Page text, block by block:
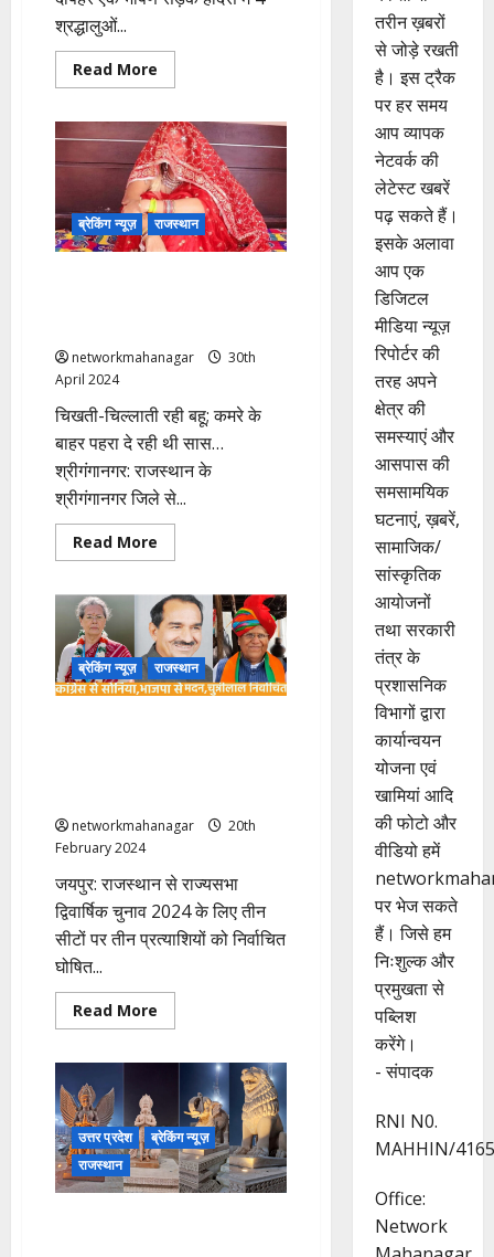
श्रद्धालुओं...
Read More
more
मुंबई
एक्सप्रेसवे
पर
लालसोट
के
मंदिर
से
लौट
रही
4
मौत!
ब्रेकिंग न्यूज़ राजस्थान
networkmahanagar
30th
April 2024
चिखती-चिल्लाती रही बहू; कमरे के
बाहर पहरा दे रही थी सास…
श्रीगंगानगर: राजस्थान के
श्रीगंगानगर जिले से...
Read More
more
शादी
के
दो
साल
बहू
को
नहीं
ब्रेकिंग न्यूज़ राजस्थान
networkmahanagar
20th
February 2024
जयपुर: राजस्थान से राज्यसभा
द्विवार्षिक चुनाव 2024 के लिए तीन
सीटों पर तीन प्रत्याशियों को निर्वाचित
घोषित...
Read More
more
Elections:
कांग्रेस
की
सोनिया
गांधी
पहुंची
राज्यसभा,
उत्तर प्रदेश
ब्रेकिंग न्यूज़
राजस्थान
तरीन ख़बरों
से जोड़े रखती
है। इस ट्रैक
पर हर समय
आप व्यापक
नेटवर्क की
लेटेस्ट खबरें
पढ़ सकते हैं।
इसके अलावा
आप एक
डिजिटल
मीडिया न्यूज़
रिपोर्टर की
तरह अपने
क्षेत्र की
समस्याएं और
आसपास की
समसामयिक
घटनाएं, ख़बरें,
सामाजिक/
सांस्कृतिक
आयोजनों
तथा सरकारी
तंत्र के
प्रशासनिक
विभागों द्वारा
कार्यान्वयन
योजना एवं
खामियां आदि
की फोटो और
वीडियो हमें
पर भेज सकते
हैं। जिसे हम
निःशुल्क और
प्रमुखता से
पब्लिश
करेंगे।
- संपादक
RNI N0.
MAHHIN/
Office:
Network